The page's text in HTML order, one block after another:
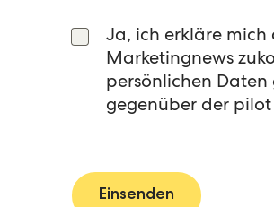
Ja, ich erkläre
Marketingnews
persönlichen Daten
gegenüber der